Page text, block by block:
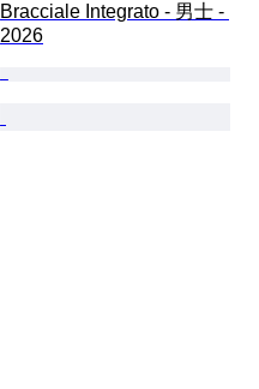
Bracciale Integrato - 男士 -
2026